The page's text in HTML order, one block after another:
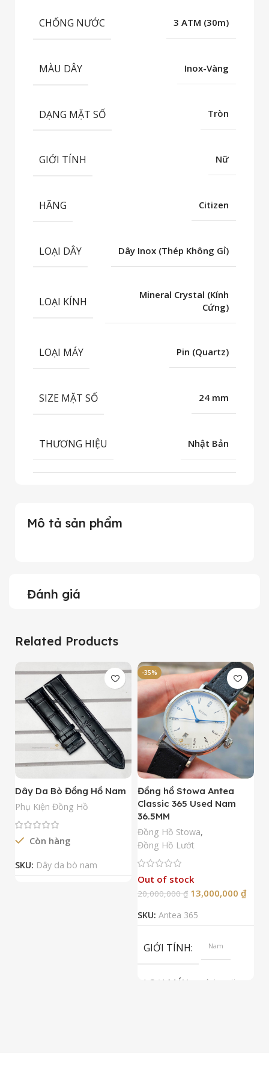
Mô tả sản phẩm
CHỐNG NƯỚC 3 ATM (30m)
MÀU DÂY Inox-Vàng
DẠNG MẶT SỐ Tròn
GIỚI TÍNH Nữ
HÃNG Citizen
LOẠI DÂY Dây Inox (Thép Không Gỉ)
LOẠI KÍNH
Mineral Crystal (Kính
Cứng)
LOẠI MÁY Pin (Quartz)
SIZE MẶT SỐ 24 mm
THƯƠNG HIỆU Nhật Bản
Đánh giá
Related Products
Dây Da Bò Đồng Hồ Nam
Phụ Kiện Đồng Hồ
Còn hàng
SKU: Dây da bò nam
-35%
Đồng hồ Stowa Antea
Classic 365 Used Nam
36.5MM
Đồng Hồ Stowa,
Đồng Hồ Lướt
Out of stock
20,000,000₫ 13,000,000 ₫
SKU: Antea 365
GIỚI TÍNH Nam
LOẠI MÁY
Automatic